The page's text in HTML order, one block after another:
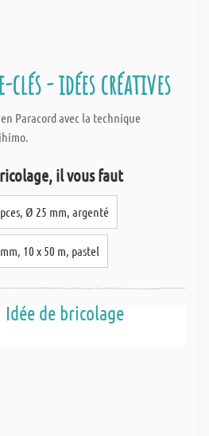
- idées créatives
Paracord avec la technique
il vous faut
Ø 25 mm, argenté
10 x 50 m, pastel
Idée de bricolage